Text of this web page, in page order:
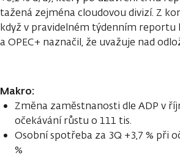
tažená zejména cloudovou divizí. Z
když v pravidelném týdenním reportu
a OPEC+ naznačil, že uvažuje nad
Makro:
Změna zaměstnanosti dle ADP v
očekávání růstu o 111 tis.
Osobní spotřeba za 3Q +3,7 % při
%